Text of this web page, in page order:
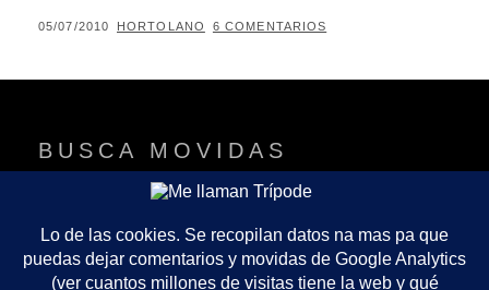
I
PUBLICADO
05/07/2010 POR
HORTOLANO 6 COMENTARIOS
BUSCA MOVIDAS
S